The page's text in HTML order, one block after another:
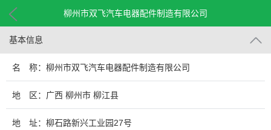
柳州市双飞汽车电器配件制造有限公司
基本信息
名 称：柳州市双飞汽车电器配件制造有限公司
地 区：广西 柳州市 柳江县
地 址：柳石路新兴工业园27号